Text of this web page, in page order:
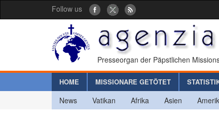
Follow us
Presseorgan der Päpstlichen
HOME MISSIONARE GETÖTET
News Vatikan Afrika Asien